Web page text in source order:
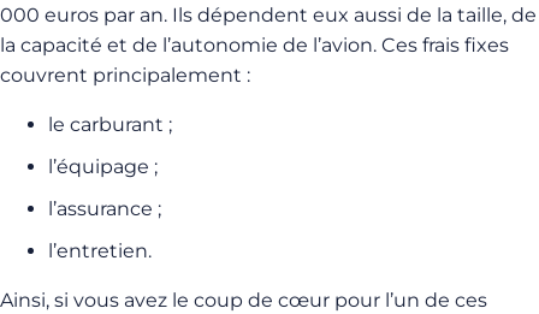
000 euros par an. Ils dépendent eux aussi de la taille, de
la capacité et de l’autonomie de l’avion. Ces frais fixes
couvrent principalement :
le carburant ;
l’équipage ;
l’assurance ;
l’entretien.
Ainsi, si vous avez le coup de cœur pour l’un de ces